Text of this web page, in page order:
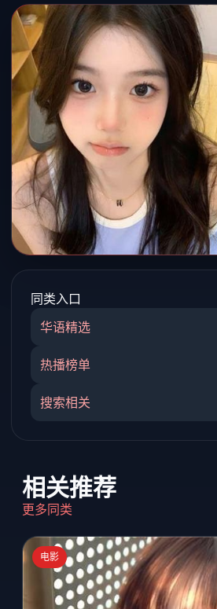
同类入口
华语精选
热播榜单
搜索相关
相关推荐
更多同类
电影